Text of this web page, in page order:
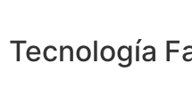
Tecnología